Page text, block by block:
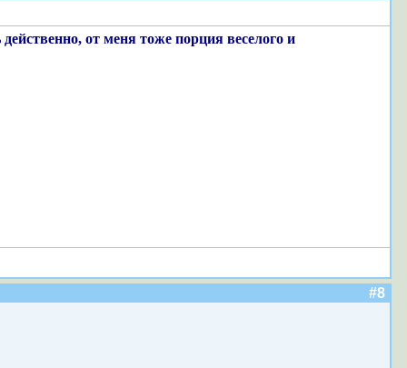
от меня тоже порция веселого и
#8